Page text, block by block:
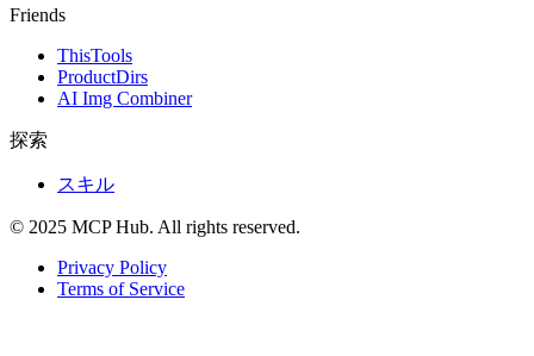
Friends
ThisTools
ProductDirs
AI Img Combiner
探索
スキル
© 2025 MCP Hub. All rights reserved.
Privacy Policy
Terms of Service